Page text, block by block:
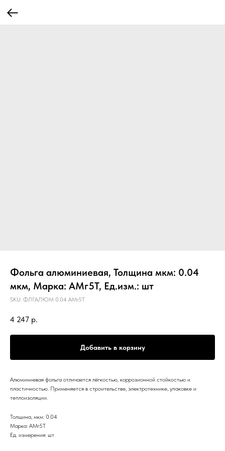
Фольга алюминиевая, Толщина мкм: 0.04
мкм, Марка: АМг5Т, Ед.изм.: шт
SKU: ФЛГАЛЮМ 0.04 АМг5Т
4 247 р.
Добавить в корзину
Алюминиевая фольга отличается лёгкостью, коррозионной стойкостью и
пластичностью. Применяется в строительстве, электротехнике, упаковке и
теплоизоляции.
Толщина, мкм: 0.04
Марка: АМг5Т
Ед. измерения: шт